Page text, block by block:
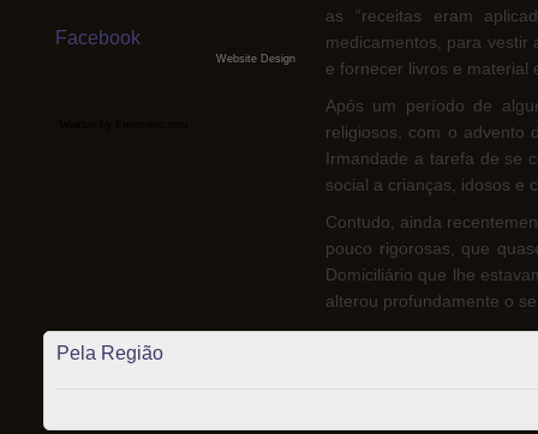
Facebook
Website Design
as “receitas eram
medicamentos, para vestir
e fornecer livros e material
Após um período de
religiosos, com o advento
Irmandade a tarefa de se
social a crianças, idosos e
Contudo, ainda
pouco rigorosas, que
Domiciliário que lhe
alterou profundamente o
Pela Região